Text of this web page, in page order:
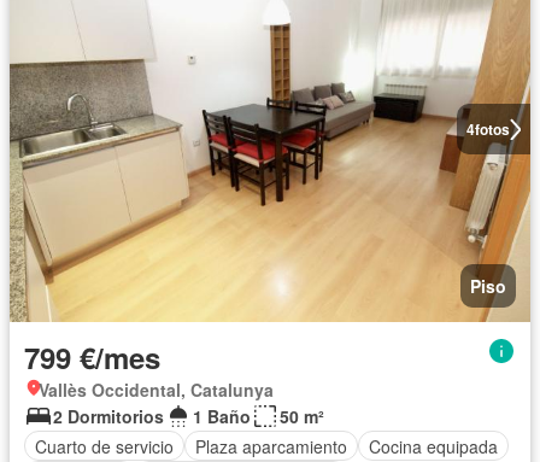
4fotos
Piso
799 €/mes
Vallès Occidental, Catalunya
2 Dormitorios
1 Baño
50 m²
Cuarto de servicio
Plaza aparcamiento
Cocina equipada